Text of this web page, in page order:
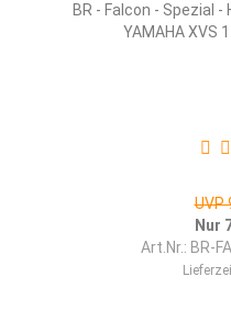
BR - Falcon - Spezial -
YAMAHA XVS
UVP
Nur
Art.Nr.: BR-